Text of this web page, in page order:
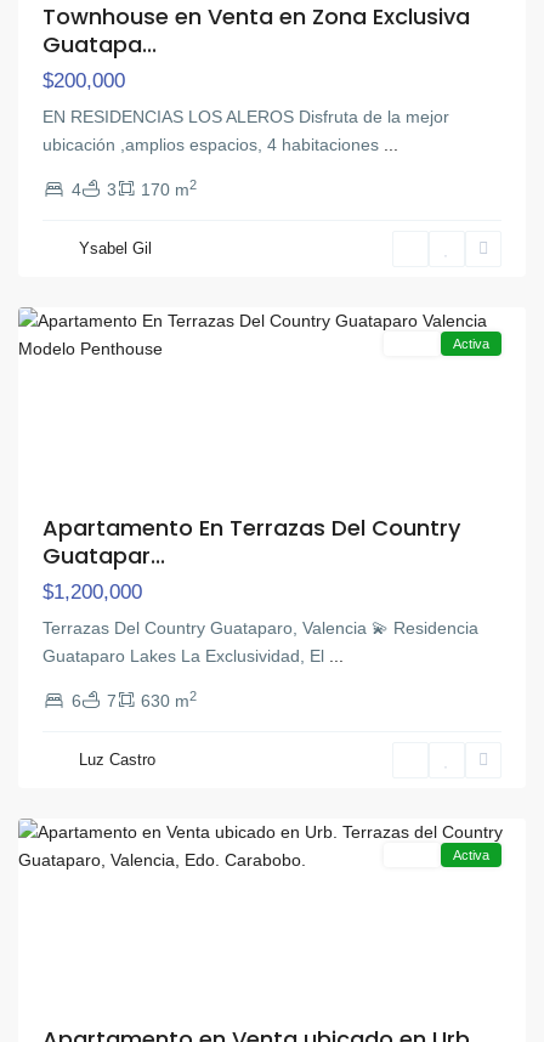
Townhouse en Venta en Zona Exclusiva
Guatapa...
$200,000
EN RESIDENCIAS LOS ALEROS Disfruta de la mejor
ubicación ,amplios espacios, 4 habitaciones
4 3 170 m2
Ysabel Gil
Guataparo,
Activa
Apartamento En Terrazas Del Country
Guatapar...
$1,200,000
Terrazas Del Country Guataparo, Valencia 💫 Residencia
Guataparo Lakes La Exclusividad, El
6 7 630 m2
Luz Castro
Guataparo,
Activa